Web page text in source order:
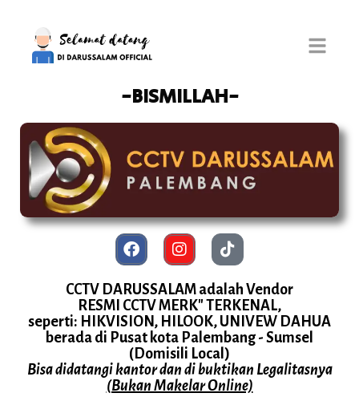
-BISMILLAH-
CCTV DARUSSALAM adalah Vendor
RESMI CCTV MERK" TERKENAL,
seperti: HIKVISION, HILOOK, UNIVEW DAHUA
berada di Pusat kota Palembang - Sumsel
(Domisili Local)
Bisa didatangi kantor dan di buktikan Legalitasnya
(Bukan Makelar Online)